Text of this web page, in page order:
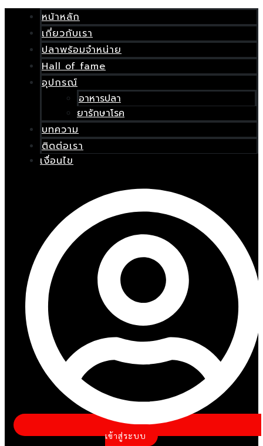
หน้าหลัก
เกี่ยวกับเรา
ปลาพร้อมจำหน่าย
Hall of fame
อุปกรณ์
อาหารปลา
ยารักษาโรค
บทความ
ติดต่อเรา
เงื่อนไข
เข้าสู่ระบบ